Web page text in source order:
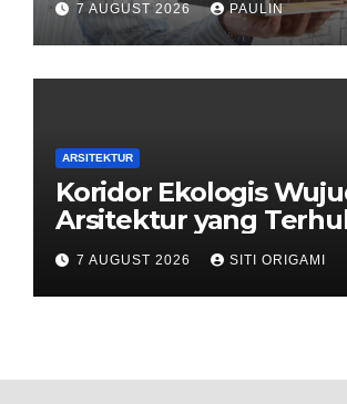
7 AUGUST 2026 PAULIN
ARSITEKTUR
Koridor Ekologis
Arsitektur yang
dengan Alam
7 AUGUST 2026 SITI ORIGAMI